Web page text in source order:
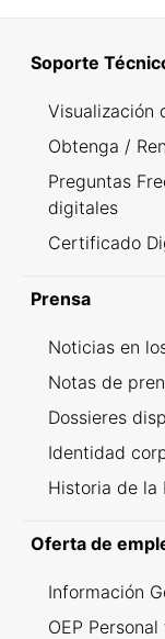
Soporte
Visualización
Obtenga /
Preguntas
digitales
Certificado
Prensa
Noticias en
Notas de
Dossieres
Identidad
Historia de la
Oferta de
Información
OEP